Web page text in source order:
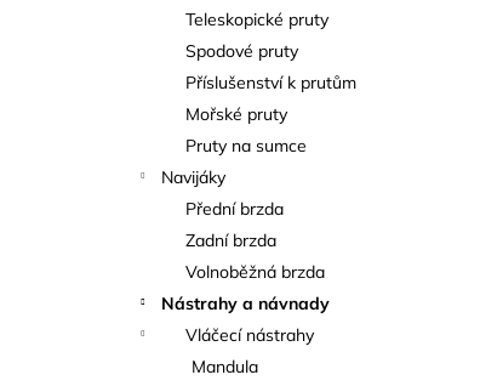
Teleskopické pruty
Spodové pruty
Příslušenství k prutům
Mořské pruty
Pruty na sumce
Navijáky
Přední brzda
Zadní brzda
Volnoběžná brzda
Nástrahy a návnady
Vláčecí nástrahy
Mandula
KAPROVÁ SMĚS RICHARDA
KONOPÁSKA RIKOMIX KAPR ČERVENÝ